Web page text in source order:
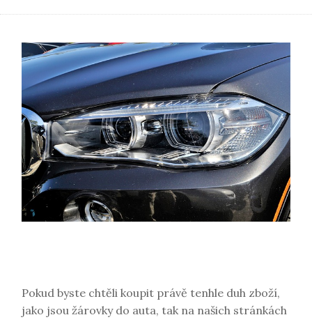
Pokud byste chtěli koupit právě tenhle duh zboží,
jako jsou žárovky do auta, tak na našich stránkách